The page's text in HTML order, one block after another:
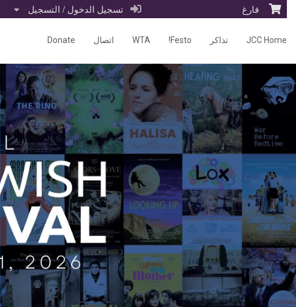
فارغ تسجيل الدخول / التسجيل
JCC Home تذاكر Festo!
WTA اتصال Donate